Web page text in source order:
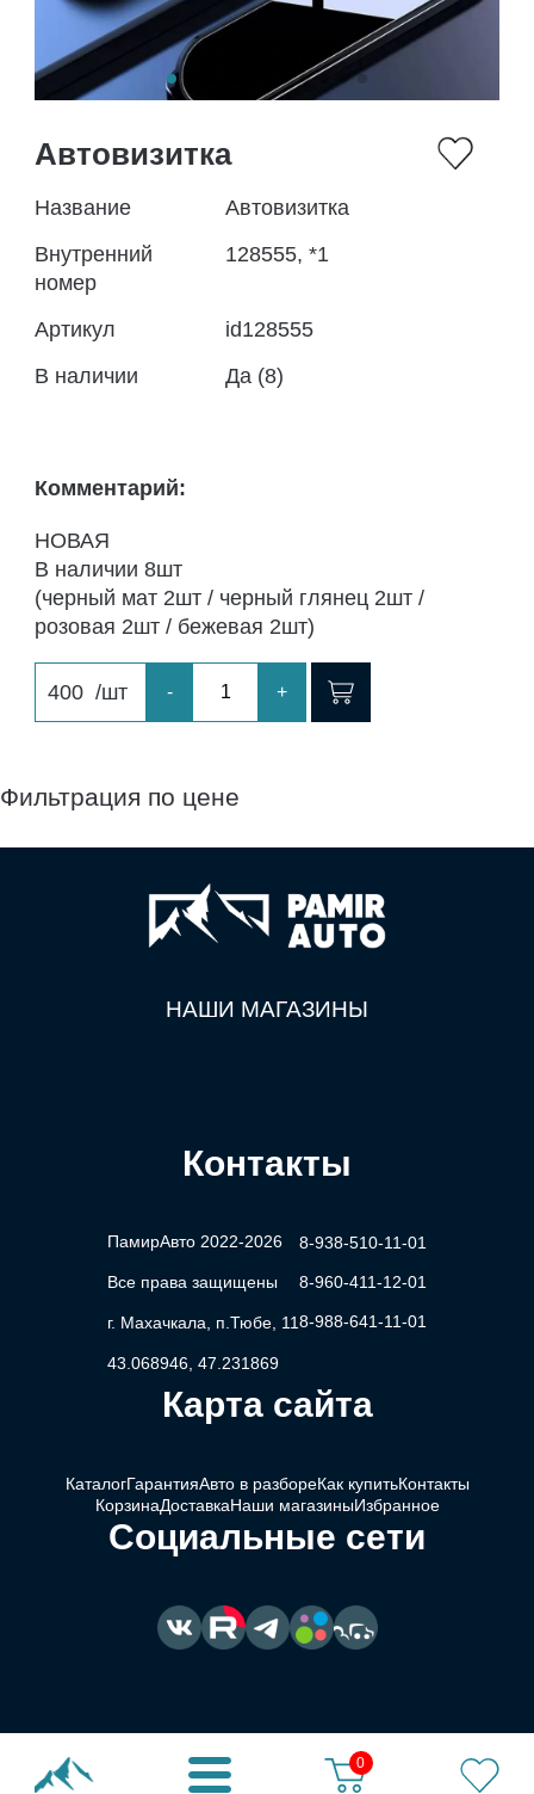
0
Автовизитка
Название
Автовизитка
Внутренний
номер
128555, *1
Артикул
id128555
В наличии
Да (8)
Комментарий:
НОВАЯ
В наличии 8шт
(черный мат 2шт / черный глянец 2шт /
розовая 2шт / бежевая 2шт)
400 /шт - +
Фильтрация по цене
НАШИ МАГАЗИНЫ
Контакты
ПамирАвто 2022-2026
Все права защищены
г. Махачкала, п.Тюбе, 11
43.068946, 47.231869
8-938-510-11-01
8-960-411-12-01
8-988-641-11-01
Карта сайта
КаталогГарантияАвто в разбореКак купитьКонтакты
КорзинаДоставкаНаши магазиныИзбранное
Социальные сети